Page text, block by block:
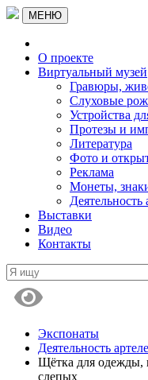
МЕНЮ
О проекте
Виртуальный музей
Гравюры,
Слуховые
Устройства
Протезы и
Литература
Фото и
Реклама
Монеты,
Деятельность
Выставки
Видео
Контакты
Экспонаты
Деятельность
Щётка для одежды,
слепых